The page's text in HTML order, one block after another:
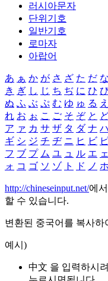
러시아문자
단위기호
일반기호
로마자
아랍어
あ ぁ か が さ ざ た だ な
き ぎ し じ ち ぢ に ひ
ぬ ふ ぶ ぷ む ゆ ゅ る え
れ お ぉ こ ご そ ぞ と
ア ァ カ サ ザ タ ダ ナ ハ
ギ シ ジ チ ヂ ニ ヒ ビ
フ ブ プ ム ユ ュ ル エ ェ
ォ コ ゴ ソ ゾ ト ド ノ ホ
http://chineseinput.net/에
할 수 있습니다.
변환된 중국어를 복사하
예시)
中文 을 입력하시